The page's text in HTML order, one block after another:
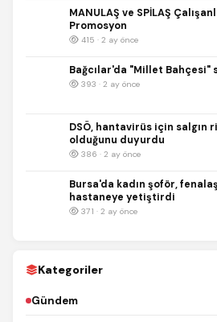
MANULAŞ ve SPİLAŞ
Promosyon
415 · 2 ay önce
Bağcılar'da "Millet Bahçesi"
393 · 2 ay önce
DSÖ, hantavirüs için salgın
olduğunu duyurdu
386 · 2 ay önce
Bursa'da kadın şoför,
hastaneye yetiştirdi
371 · 2 ay önce
Kategoriler
Gündem